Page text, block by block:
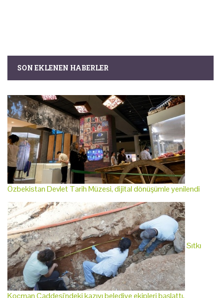
SON EKLENEN HABERLER
Özbekistan Devlet Tarih Müzesi, dijital dönüşümle yenilendi
Sıtkı
Koçman Caddesi'ndeki kazıyı belediye ekipleri başlattı,